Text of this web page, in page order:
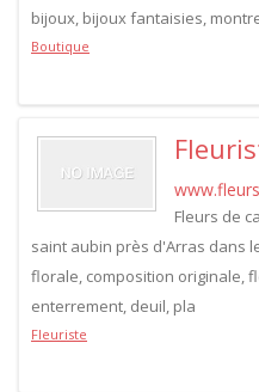
bijoux, bijoux fantaisies,
Boutique
Fleurs de
saint aubin près d'Arras dans
florale, composition originale,
enterrement, deuil, pla
Fleuriste